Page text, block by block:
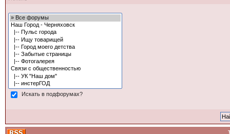
Искать в подфорумах?